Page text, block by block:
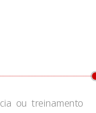
ou treinamento